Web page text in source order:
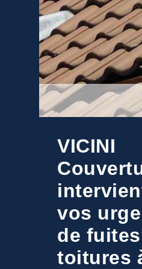
VICINI
vos
de fuites
toitures